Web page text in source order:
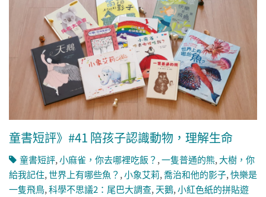
童書短評》#41 陪孩子認識動物，理解生命
童書短評,小麻雀，你去哪裡吃飯？ ,一隻普通的熊,大樹，你
給我記住,世界上有哪些魚？ ,小象艾莉,喬治和他的影子,快樂是
一隻飛鳥,科學不思議2：尾巴大調查,天鵝,小紅色紙的拼貼遊